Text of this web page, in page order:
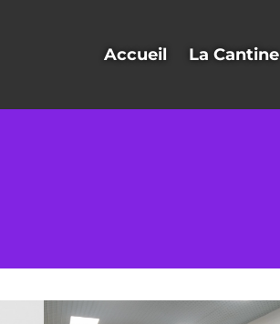
Accueil La Cantine